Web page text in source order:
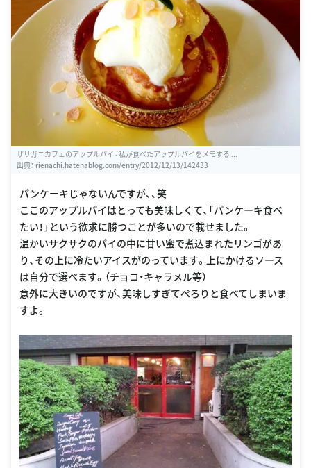
ザリガニカフェのアップルパイ - 私が食べたアップルパイをメモする ...
出典： rienachi.hatenablog.com/entry/2012/12/13/142433
パンケーキじゃないんですが、、笑
ここのアップルパイはとっても美味しくて、「パンケーキ食べ
たい！」という欲求に勝つことが多いので載せました。
温かいサクサクのパイの中に甘い蜜で煮込まれたリンゴがあ
り、その上に冷たいアイスがのっています。上にかけるソース
は自分で選べます。（チョコ・キャラメル等）
意外に大きいのですが、美味しすぎてぺろりと食べてしまいま
すよ。